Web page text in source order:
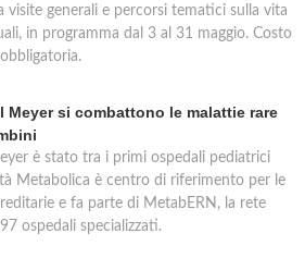
visite generali e percorsi tematici sulla vita
in programma dal 3 al 31 maggio. Costo
Meyer si combattono le malattie rare
è stato tra i primi ospedali pediatrici
Metabolica è centro di riferimento per le
e fa parte di MetabERN, la rete
ospedali specializzati.